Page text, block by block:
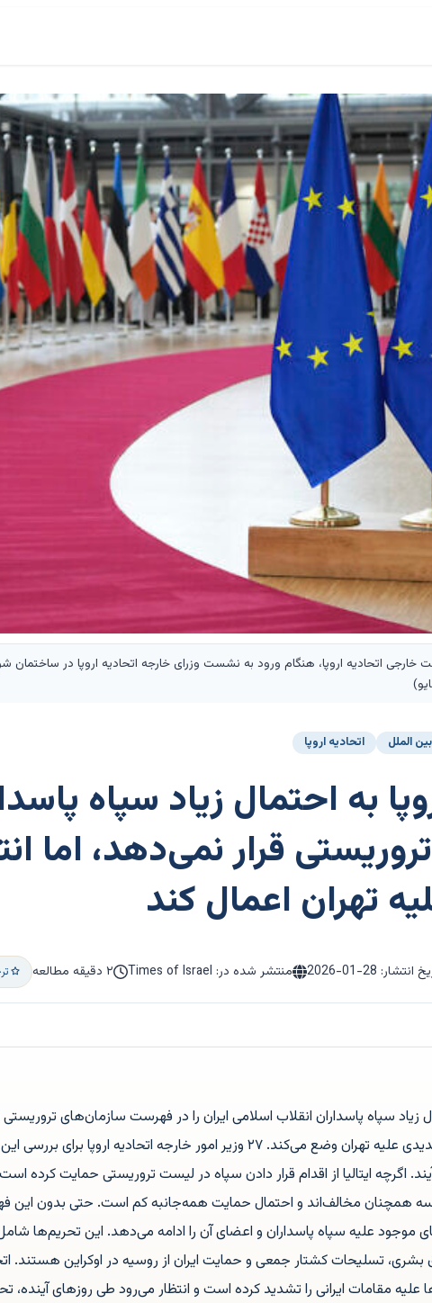
الملل اتحادیه اروپا
به احتمال زیاد سپاه
قرار نمی‌دهد، اما
تهران اعمال کند
انتشار: 2026-01-28 منتشر شده در: Times of Israel ۲ دقیقه مطالعه
زیاد سپاه پاسداران انقلاب اسلامی ایران را در فهرست سازمان‌های
داد، اما تحریم‌های جدیدی علیه تهران وضع می‌کند. ۲۷ وزیر امور خارجه اتحادیه اروپا
اگرچه ایتالیا از اقدام قرار دادن سپاه در لیست تروریستی حمایت کرده
همچنان مخالف‌اند و احتمال حمایت همه‌جانبه کم است. حتی بدون این
موجود علیه سپاه پاسداران و اعضای آن را ادامه می‌دهد. این تحریم‌ها
تسلیحات کشتار جمعی و حمایت ایران از روسیه در اوکراین هستند.
تحریم‌ها علیه مقامات ایرانی را تشدید کرده است و انتظار می‌رود طی روزهای آینده،